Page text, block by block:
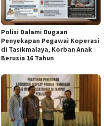
Polisi Dalami Dugaan
Penyekapan Pegawai Koperasi
di Tasikmalaya, Korban Anak
Berusia 16 Tahun